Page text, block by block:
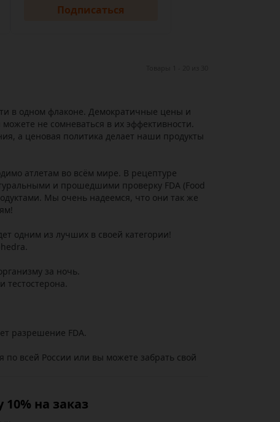
Подписаться
в одном флаконе. Демократичные цены и
не сомневаться в их эффективности.
а ценовая политика делает наши продукты
атлетам во всём мире. В рецептуре
и прошедшими проверку FDA (Food
Мы очень надеемся, что они так же
одним из лучших в своей категории!
за ночь.
тестостерона.
разрешение FDA.
по всей России или вы можете забрать свой
на заказ